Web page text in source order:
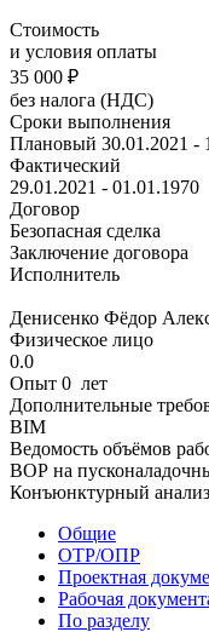
Стоимость
и условия оплаты
35 000 ₽
без налога (НДС)
Сроки выполнения
Плановый 30.01.2021 -
Фактический
29.01.2021 - 01.01.1970
Договор
Безопасная сделка
Заключение договора
Исполнитель
Денисенко Фёдор
Физическое лицо
0.0
Опыт 0 лет
Дополнительные
BIM
Ведомость объёмов
ВОР на
Конъюнктурный
Общие
ОТР/ОПР
Проектная
Рабочая
По разделу